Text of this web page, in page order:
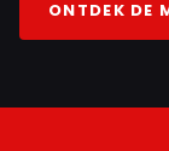
ONTDEK DE